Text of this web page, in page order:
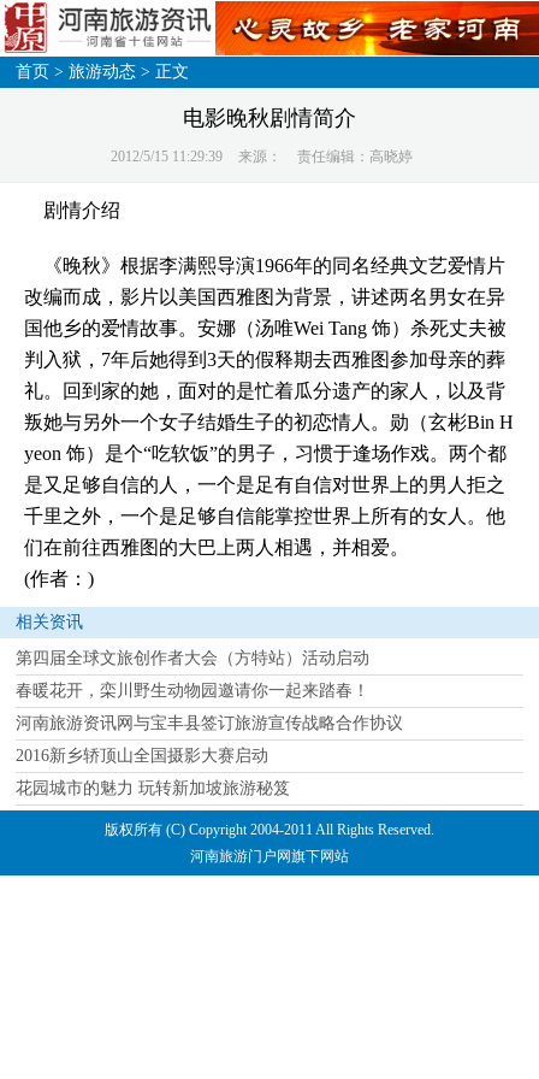
首页 >旅游动态 > 正文
电影晚秋剧情简介
2012/5/15 11:29:39 来源： 责任编辑：高晓婷
剧情介绍
《晚秋》根据李满熙导演1966年的同名经典文艺爱情片
改编而成，影片以美国西雅图为背景，讲述两名男女在异
国他乡的爱情故事。安娜（汤唯Wei Tang 饰）杀死丈夫被
判入狱，7年后她得到3天的假释期去西雅图参加母亲的葬
礼。回到家的她，面对的是忙着瓜分遗产的家人，以及背
叛她与另外一个女子结婚生子的初恋情人。勋（玄彬Bin H
yeon 饰）是个“吃软饭”的男子，习惯于逢场作戏。两个都
是又足够自信的人，一个是足有自信对世界上的男人拒之
千里之外，一个是足够自信能掌控世界上所有的女人。他
们在前往西雅图的大巴上两人相遇，并相爱。
(作者：)
相关资讯
第四届全球文旅创作者大会（方特站）活动启动
春暖花开，栾川野生动物园邀请你一起来踏春！
河南旅游资讯网与宝丰县签订旅游宣传战略合作协议
2016新乡轿顶山全国摄影大赛启动
花园城市的魅力 玩转新加坡旅游秘笈
版权所有 (C) Copyright 2004-2011 All Rights Reserved.
河南旅游门户网旗下网站